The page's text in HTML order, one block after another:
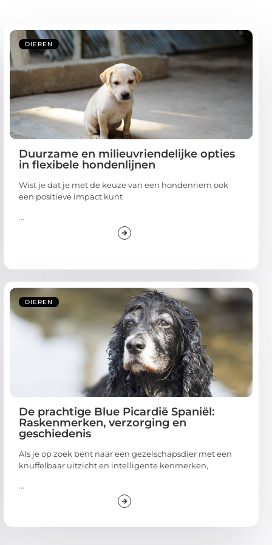
DIEREN
Duurzame en milieuvriendelijke opties
in flexibele hondenlijnen
Wist je dat je met de keuze van een hondenriem ook
een positieve impact kunt
...
DIEREN
De prachtige Blue Picardië Spaniël:
Raskenmerken, verzorging en
geschiedenis
Als je op zoek bent naar een gezelschapsdier met een
knuffelbaar uitzicht en intelligente kenmerken,
...